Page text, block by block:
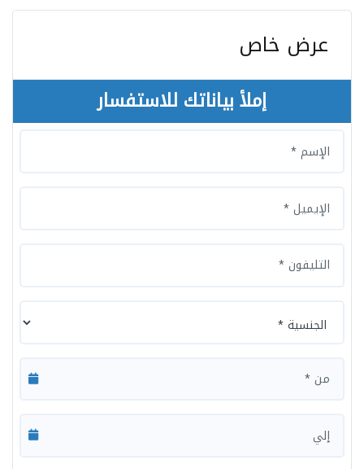
عرض خاص
إملأ بياناتك للاستفسار